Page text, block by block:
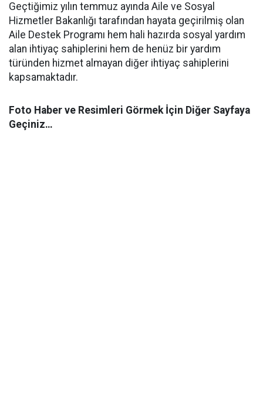
Geçtiğimiz yılın temmuz ayında Aile ve Sosyal
Hizmetler Bakanlığı tarafından hayata geçirilmiş olan
Aile Destek Programı hem hali hazırda sosyal yardım
alan ihtiyaç sahiplerini hem de henüz bir yardım
türünden hizmet almayan diğer ihtiyaç sahiplerini
kapsamaktadır.
Foto Haber ve Resimleri Görmek İçin Diğer Sayfaya
Geçiniz…